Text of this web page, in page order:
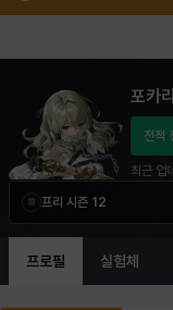
포카
전적
최근 업
프리 시즌 12
프로필 실험체